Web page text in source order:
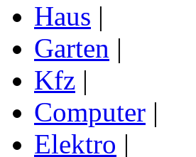
Haus |
Garten |
Kfz |
Computer |
Elektro |